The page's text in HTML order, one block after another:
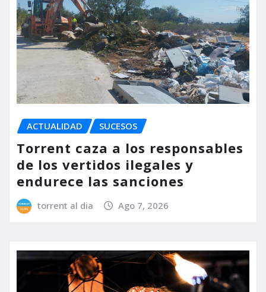
ACTUALIDAD SUCESOS
Torrent caza a los responsables
de los vertidos ilegales y
endurece las sanciones
torrent al dia Ago 7, 2026